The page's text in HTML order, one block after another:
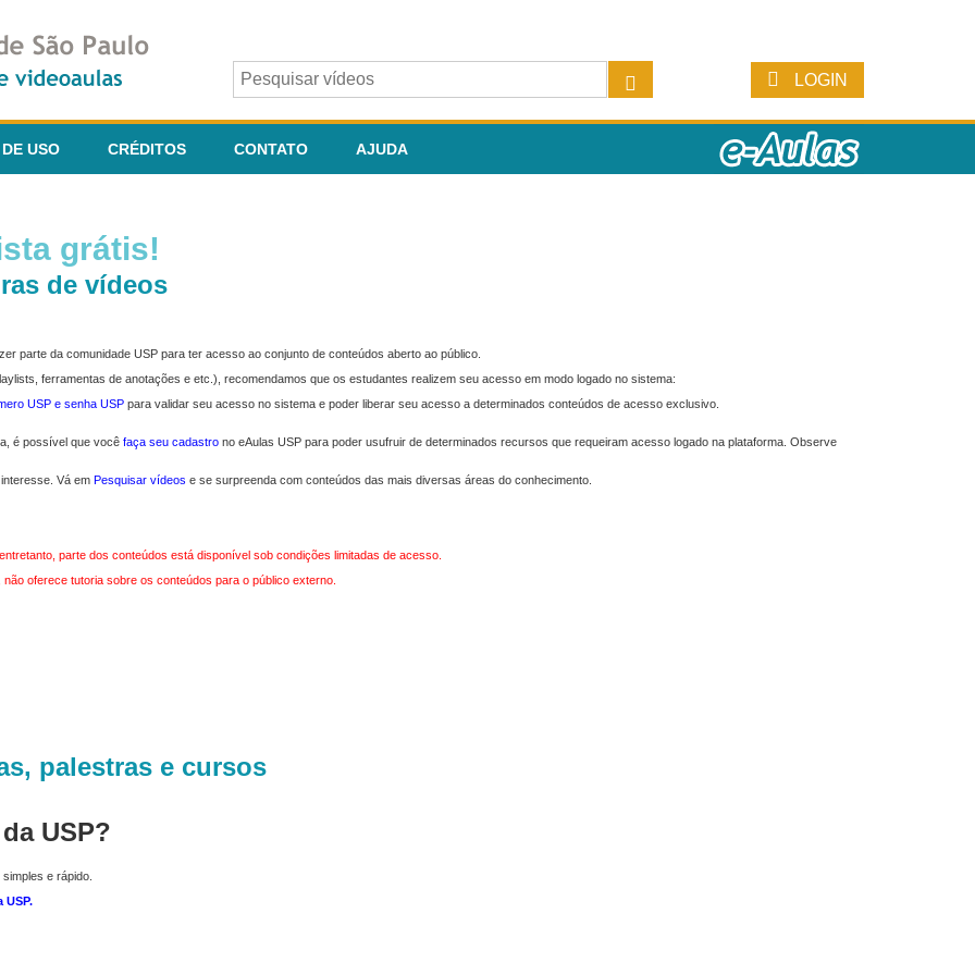
LOGIN
USO CRÉDITOS CONTATO AJUDA
grátis!
de vídeos
parte da comunidade USP para ter acesso ao conjunto de conteúdos aberto ao público.
ferramentas de anotações e etc.), recomendamos que os estudantes realizem seu acesso em modo logado no sistema:
USP e senha USP para validar seu acesso no sistema e poder liberar seu acesso a determinados conteúdos de acesso exclusivo.
é possível que você faça seu cadastro no eAulas USP para poder usufruir de determinados recursos que requeiram acesso logado na plataforma. Observe
Vá em Pesquisar vídeos e se surpreenda com conteúdos das mais diversas áreas do conhecimento.
parte dos conteúdos está disponível sob condições limitadas de acesso.
oferece tutoria sobre os conteúdos para o público externo.
palestras e cursos
USP?
e rápido.
USP.